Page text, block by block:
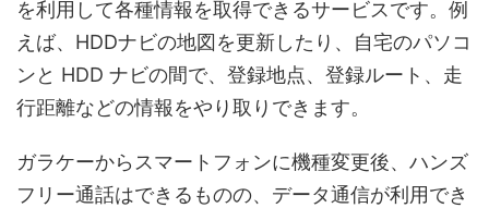
を利用して各種情報を取得できるサービスです。例
えば、HDDナビの地図を更新したり、自宅のパソコ
ンと HDD ナビの間で、登録地点、登録ルート、走
行距離などの情報をやり取りできます。
ガラケーからスマートフォンに機種変更後、ハンズ
フリー通話はできるものの、データ通信が利用でき